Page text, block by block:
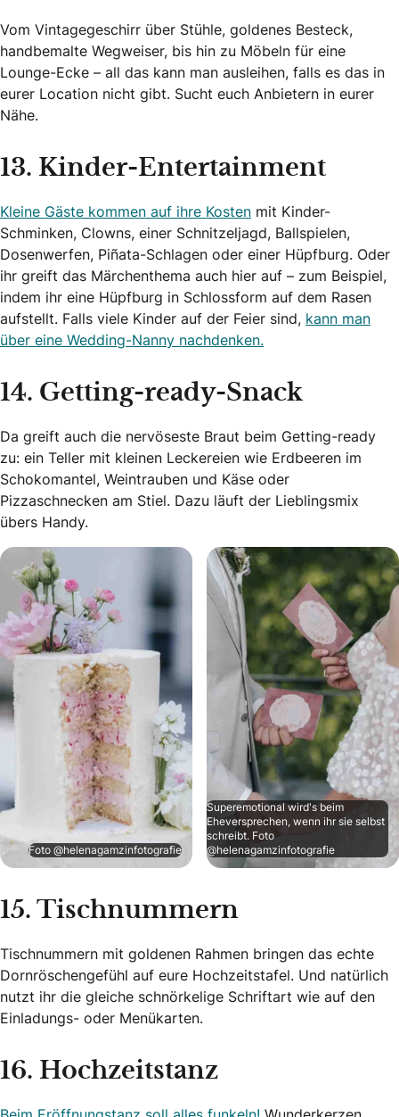
Vom Vintagegeschirr über Stühle, goldenes Besteck,
handbemalte Wegweiser, bis hin zu Möbeln für eine
Lounge-Ecke – all das kann man ausleihen, falls es das in
eurer Location nicht gibt. Sucht euch Anbietern in eurer
Nähe.
13. Kinder-Entertainment
Kleine Gäste kommen auf ihre Kosten mit Kinder-
Schminken, Clowns, einer Schnitzeljagd, Ballspielen,
Dosenwerfen, Piñata-Schlagen oder einer Hüpfburg. Oder
ihr greift das Märchenthema auch hier auf – zum Beispiel,
indem ihr eine Hüpfburg in Schlossform auf dem Rasen
aufstellt. Falls viele Kinder auf der Feier sind, kann man
über eine Wedding-Nanny nachdenken.
14. Getting-ready-Snack
Da greift auch die nervöseste Braut beim Getting-ready
zu: ein Teller mit kleinen Leckereien wie Erdbeeren im
Schokomantel, Weintrauben und Käse oder
Pizzaschnecken am Stiel. Dazu läuft der Lieblingsmix
übers Handy.
Foto @helenagamzinfotografie
Superemotional wird's beim
Eheversprechen, wenn ihr sie selbst
schreibt. Foto
@helenagamzinfotografie
15. Tischnummern
Tischnummern mit goldenen Rahmen bringen das echte
Dornröschengefühl auf eure Hochzeitstafel. Und natürlich
nutzt ihr die gleiche schnörkelige Schriftart wie auf den
Einladungs- oder Menükarten.
16. Hochzeitstanz